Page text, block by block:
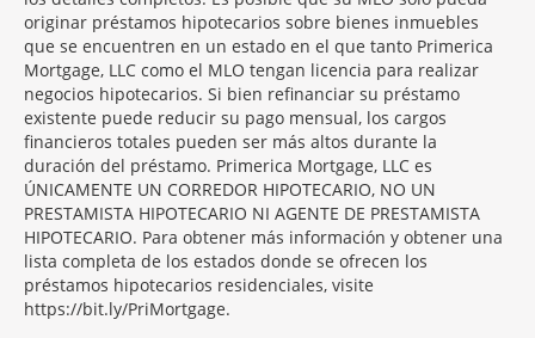
originar préstamos hipotecarios sobre bienes inmuebles
que se encuentren en un estado en el que tanto Primerica
Mortgage, LLC como el MLO tengan licencia para realizar
negocios hipotecarios. Si bien refinanciar su préstamo
existente puede reducir su pago mensual, los cargos
financieros totales pueden ser más altos durante la
duración del préstamo. Primerica Mortgage, LLC es
ÚNICAMENTE UN CORREDOR HIPOTECARIO, NO UN
PRESTAMISTA HIPOTECARIO NI AGENTE DE PRESTAMISTA
HIPOTECARIO. Para obtener más información y obtener una
lista completa de los estados donde se ofrecen los
préstamos hipotecarios residenciales, visite
https://bit.ly/PriMortgage.